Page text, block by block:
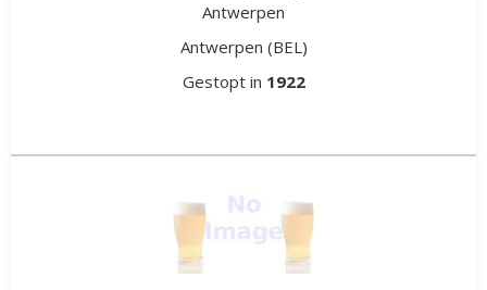
Antwerpen
Antwerpen (BEL)
Gestopt in 1922